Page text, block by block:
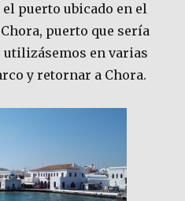
puerto ubicado en el
puerto que sería
en varias
y retornar a Chora.